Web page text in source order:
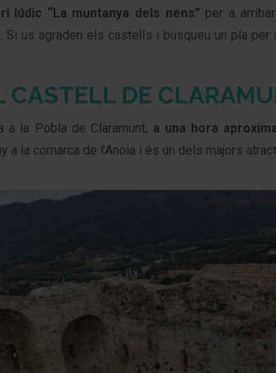
lúdic “La muntanya dels nens” per a
Si us agraden els castells i busqueu un pla
CASTELL DE
a la Pobla de Claramunt, a una hora
a la comarca de l’Anoia i és un dels majors